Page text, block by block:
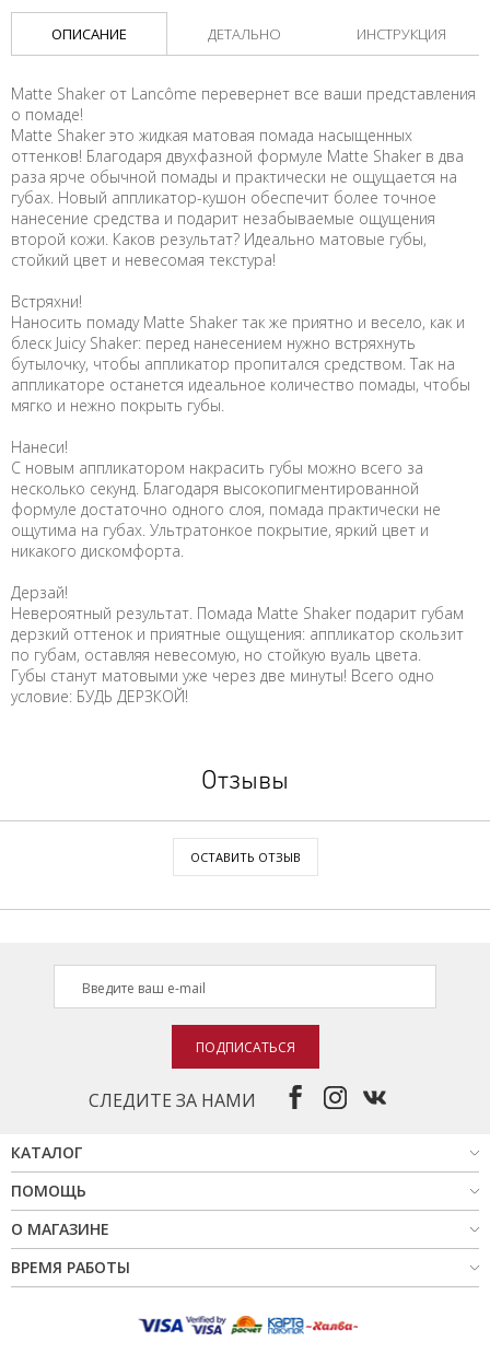
ОПИСАНИЕ ДЕТАЛЬНО ИНСТРУКЦИЯ
Matte Shaker от Lancôme перевернет все ваши представления
о помаде!
Matte Shaker это жидкая матовая помада насыщенных
оттенков! Благодаря двухфазной формуле Matte Shaker в два
раза ярче обычной помады и практически не ощущается на
губах. Новый аппликатор-кушон обеспечит более точное
нанесение средства и подарит незабываемые ощущения
второй кожи. Каков результат? Идеально матовые губы,
стойкий цвет и невесомая текстура!
Встряхни!
Наносить помаду Matte Shaker так же приятно и весело, как и
блеск Juicy Shaker: перед нанесением нужно встряхнуть
бутылочку, чтобы аппликатор пропитался средством. Так на
аппликаторе останется идеальное количество помады, чтобы
мягко и нежно покрыть губы.
Нанеси!
С новым аппликатором накрасить губы можно всего за
несколько секунд. Благодаря высокопигментированной
формуле достаточно одного слоя, помада практически не
ощутима на губах. Ультратонкое покрытие, яркий цвет и
никакого дискомфорта.
Дерзай!
Невероятный результат. Помада Matte Shaker подарит губам
дерзкий оттенок и приятные ощущения: аппликатор скользит
по губам, оставляя невесомую, но стойкую вуаль цвета.
Губы станут матовыми уже через две минуты! Всего одно
условие: БУДЬ ДЕРЗКОЙ!
Отзывы
ОСТАВИТЬ ОТЗЫВ
СЛЕДИТЕ ЗА НАМИ
ПОДПИСАТЬСЯ
КАТАЛОГ
ПОМОЩЬ
О МАГАЗИНЕ
ВРЕМЯ РАБОТЫ